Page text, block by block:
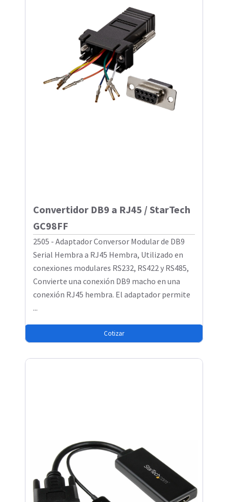
Convertidor DB9 a RJ45 / StarTech
GC98FF
2505 - Adaptador Conversor Modular de DB9
Serial Hembra a RJ45 Hembra, Utilizado en
conexiones modulares RS232, RS422 y RS485,
Convierte una conexión DB9 macho en una
conexión RJ45 hembra. El adaptador permite
...
Cotizar